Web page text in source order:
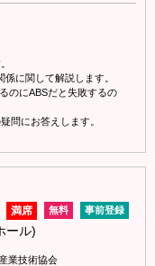
に関して解説します。
のにABSだと失敗するの
問にお答えします。
事前登録
無料
満席
ール)
業技術協会